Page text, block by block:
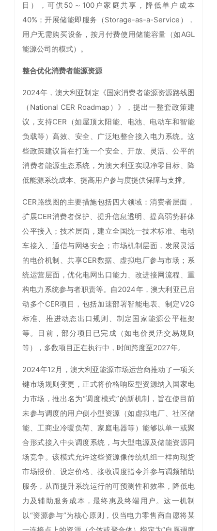
目），可供50～100户家庭共享，降低单户成本
40%；开展储能即服务（Storage-as-a-Service），
用户无需购买设备，按月付费使用储能容量（如AGL
能源公司的模式）。
整合优化消费者能源资源
2024年，澳大利亚制定《国家消费者能源资源路线图
（National CER Roadmap）》，提出一整套政策建
议，支持CER（如屋顶太阳能、电池、电动车和智能
负载等）高效、安全、广泛地整合接入电力系统。这
些政策建议旨在打造一个安全、开放、灵活、公平的
消费者能源生态系统，为澳大利亚实现净零目标、降
低能源系统成本、提高用户参与度提供保障与支撑。
CER路线图的主要措施包括四大领域：消费者层面，
扩展CER消费者保护、提升信息透明、提高弱势群体
公平接入；技术层面，建立全国统一技术标准、电动
车接入、通信与网络安全；市场机制层面，发展灵活
的电价机制、共享CER数据、虚拟电厂参与市场；系
统运营层面，优化电网出口能力、改进接网流程、重
构电力系统参与者职责等。自2024年，澳大利亚已启
动多个CER项目，包括加速部署智能电表、制定V2G
标准、推进动态出口规则、制定国家能源公平框架
等。目前，部分项目已完成（如电价灵活交易规则
等），多数项目正在执行中，时间跨度至2027年。
2024年12月，澳大利亚能源市场运营商推动了一项关
键市场规则变更，正式将价格响应型资源纳入国家电
力市场，推出名为“调度模式”的新机制，旨在使目前
未参与调度的用户侧小型资源（如虚拟电厂、社区储
能、工商业冷暖负荷、家庭电器等）能够以单一或聚
合形式接入中央调度系统，与大型电源及储能资源同
场竞争。该模式允许这些资源像传统机组一样向现货
市场报价、设定价格、接收调度指令并参与调频辅助
服务，从而提升系统运行的可预测性和效率，降低电
力及辅助服务成本，最终惠及终端用户。这一机制
以“资源参与”为核心原则，仅当电力零售商自愿将某